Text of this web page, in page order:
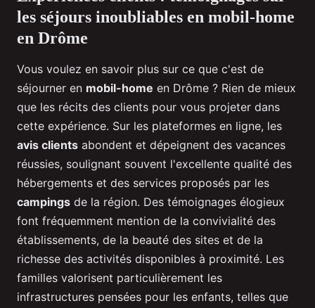
les séjours inoubliables en mobil-home
en Drôme
Vous voulez en savoir plus sur ce que c'est de
séjourner en mobil-home en Drôme ? Rien de mieux
que les récits des clients pour vous projeter dans
cette expérience. Sur les plateformes en ligne, les
avis clients abondent et dépeignent des vacances
réussies, soulignant souvent l'excellente qualité des
hébergements et des services proposés par les
campings de la région. Des témoignages élogieux
font fréquemment mention de la convivialité des
établissements, de la beauté des sites et de la
richesse des activités disponibles à proximité. Les
familles valorisent particulièrement les
infrastructures pensées pour les enfants, telles que